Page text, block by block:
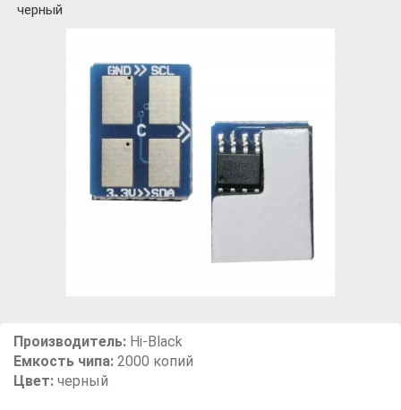
черный
Производитель: Hi-Black
Емкость чипа: 2000 копий
Цвет: черный